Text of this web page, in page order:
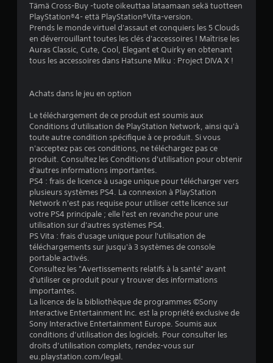
:
4
é
t
o
e
s
u
Tämä Cross-Buy -tuote oikeuttaa lataamaan sekä tuotteen
PlayStation®4- että PlayStation®Vita-version.
Prends le monde virtuel d'assaut et conquiers les 5 Clouds
en déverrouillant toutes les clés d'accessoires ! Maîtrise les
Auras Classic, Cute, Cool, Elegant et Quirky en obtenant
tous les accessoires dans Hatsune Miku : Project DIVA X !
Achats dans le jeu en option
Le téléchargement de ce produit est soumis aux
Conditions d'utilisation de PlayStation Network, ainsi qu'à
toute autre condition spécifique à ce produit. Si vous
n'acceptez pas ces conditions, ne téléchargez pas ce
produit. Consultez les Conditions d'utilisation pour obtenir
d'autres informations importantes.
PS4 : frais de licence à usage unique pour télécharger vers
plusieurs systèmes PS4. La connexion à PlayStation
Network n'est pas requise pour utiliser cette licence sur
votre PS4 principale ; elle l'est en revanche pour une
utilisation sur d'autres systèmes PS4.
PS Vita : frais d'usage unique pour l'utilisation de
téléchargements sur jusqu'à 3 systèmes de console
portable activés.
Consultez les "Avertissements relatifs à la santé" avant
d'utiliser ce produit pour y trouver des informations
importantes.
La licence de la bibliothèque de programmes ©Sony
Interactive Entertainment Inc. est la propriété exclusive de
Sony Interactive Entertainment Europe. Soumis aux
conditions d’utilisation des logiciels. Pour consulter les
droits d’utilisation complets, rendez-vous sur
eu.playstation.com/legal.